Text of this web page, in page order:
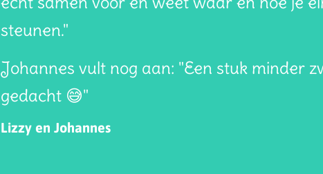
steunen."
Johannes vult nog aan: "Een stuk minder
gedacht 😅"
Lizzy en Johannes